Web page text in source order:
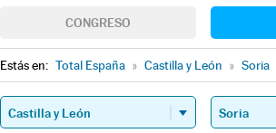
CONGRESO
Estás en: Total España » Castilla y León » Soria